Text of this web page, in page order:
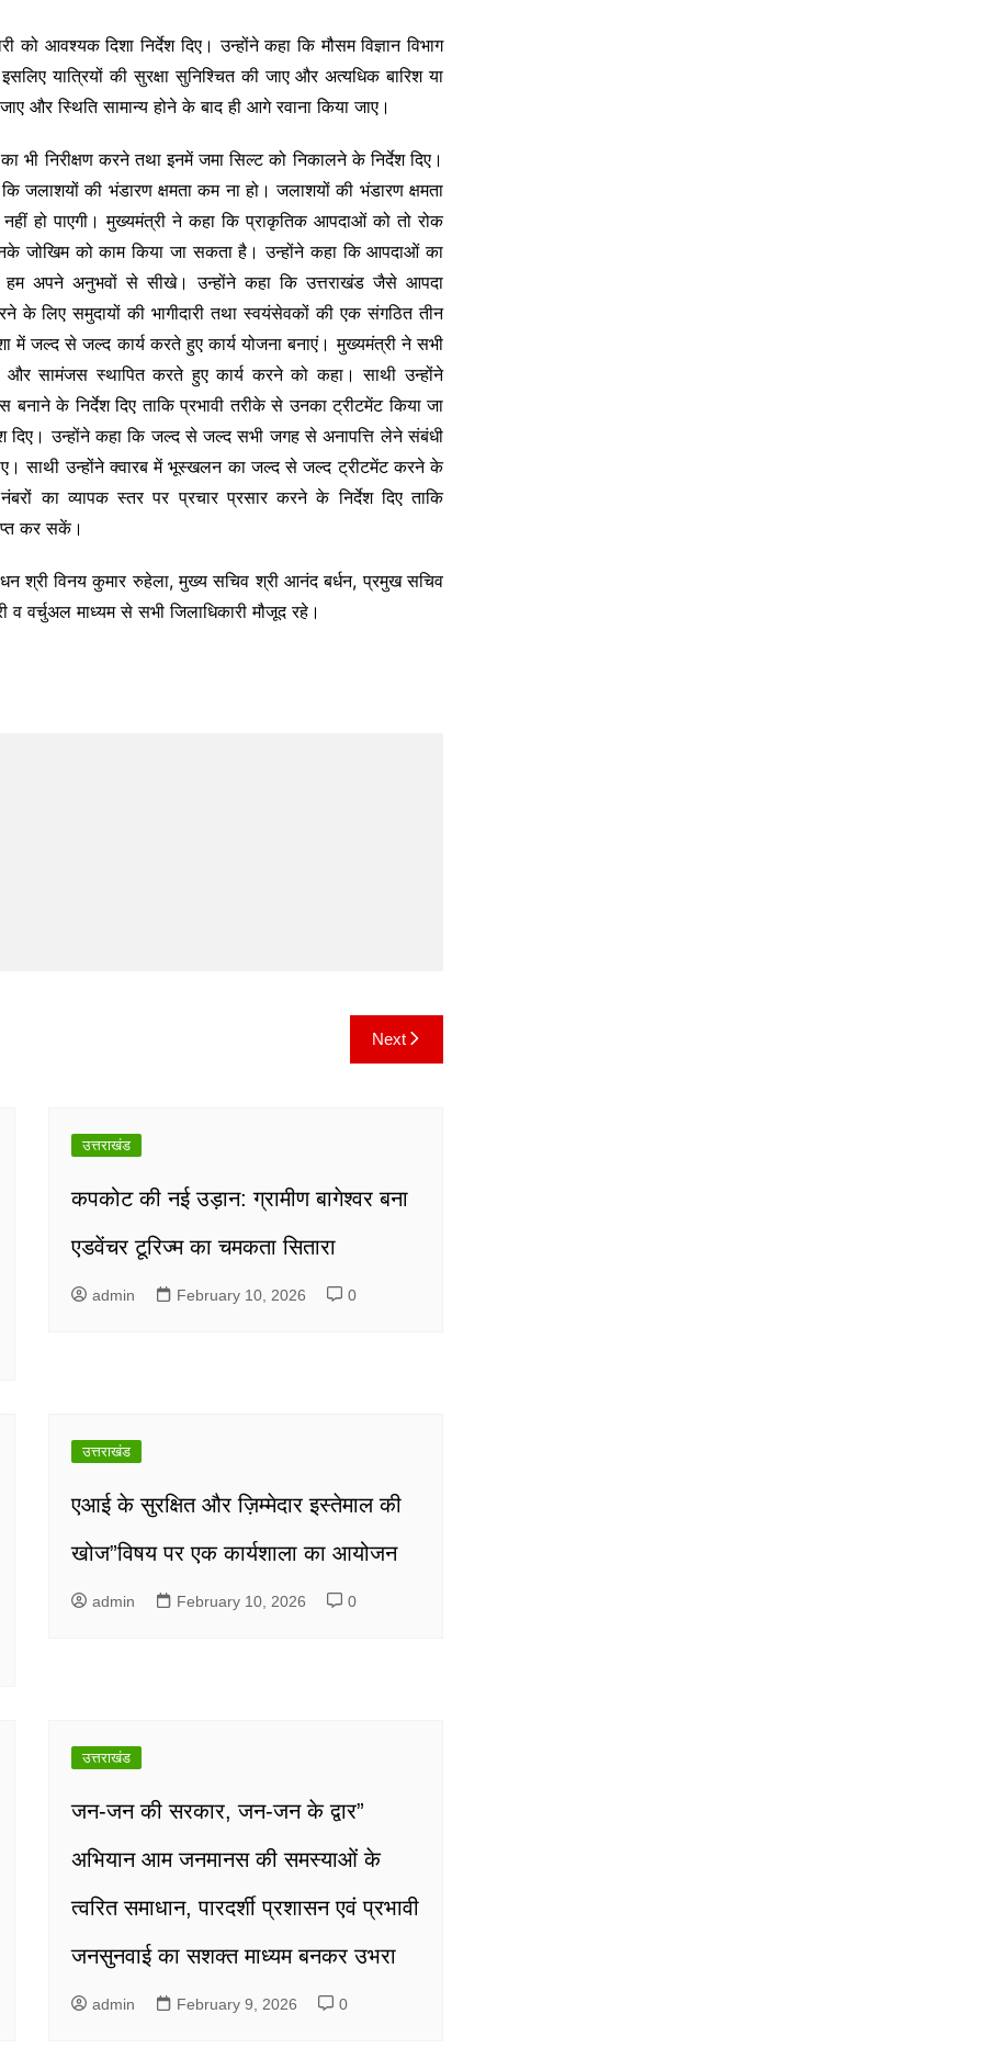
को आवश्यक दिशा निर्देश दिए। उन्होंने कहा कि मौसम विज्ञान विभाग
इसलिए यात्रियों की सुरक्षा सुनिश्चित की जाए और अत्यधिक बारिश या
और स्थिति सामान्य होने के बाद ही आगे रवाना किया जाए।
भी निरीक्षण करने तथा इनमें जमा सिल्ट को निकालने के निर्देश दिए।
जलाशयों की भंडारण क्षमता कम ना हो। जलाशयों की भंडारण क्षमता
हो पाएगी। मुख्यमंत्री ने कहा कि प्राकृतिक आपदाओं को तो रोक
जोखिम को काम किया जा सकता है। उन्होंने कहा कि आपदाओं का
अपने अनुभवों से सीखे। उन्होंने कहा कि उत्तराखंड जैसे आपदा
के लिए समुदायों की भागीदारी तथा स्वयंसेवकों की एक संगठित तीन
जल्द से जल्द कार्य करते हुए कार्य योजना बनाएं। मुख्यमंत्री ने सभी
और सामंजस स्थापित करते हुए कार्य करने को कहा। साथी उन्होंने
के निर्देश दिए ताकि प्रभावी तरीके से उनका ट्रीटमेंट किया जा
दिए। उन्होंने कहा कि जल्द से जल्द सभी जगह से अनापत्ति लेने संबंधी
साथी उन्होंने क्वारब में भूस्खलन का जल्द से जल्द ट्रीटमेंट करने के
का व्यापक स्तर पर प्रचार प्रसार करने के निर्देश दिए ताकि
कर सकें।
श्री विनय कुमार रुहेला, मुख्य सचिव श्री आनंद बर्धन, प्रमुख सचिव
वर्चुअल माध्यम से सभी जिलाधिकारी मौजूद रहे।
Next
उत्तराखंड
कपकोट की नई उड़ान: ग्रामीण बागेश्वर बना
एडवेंचर टूरिज्म का चमकता सितारा
admin February 10, 2026 0
उत्तराखंड
एआई के सुरक्षित और ज़िम्मेदार इस्तेमाल की
खोज”विषय पर एक कार्यशाला का आयोजन
admin February 10, 2026 0
उत्तराखंड
जन-जन की सरकार, जन-जन के द्वार”
अभियान आम जनमानस की समस्याओं के
त्वरित समाधान, पारदर्शी प्रशासन एवं प्रभावी
जनसुनवाई का सशक्त माध्यम बनकर उभरा
admin February 9, 2026 0